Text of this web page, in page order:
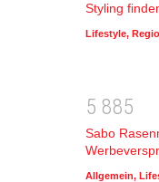
Styling
Lifestyle,
5 885
Sabo
Allgemein,